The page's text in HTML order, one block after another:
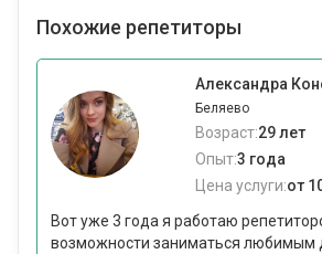
Похожие репетиторы
Александра
Беляево
Возраст:29 лет
Опыт:3 года
Цена услуги:от
Вот уже 3 года я работаю
возможности заниматься любимым